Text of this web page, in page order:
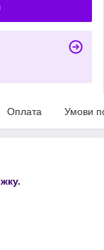
Оплата Умови